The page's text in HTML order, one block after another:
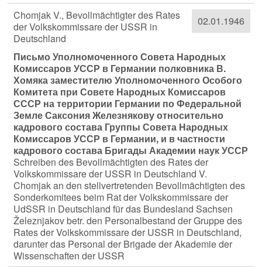
02.01.1946
Chomjak V., Bevollmächtigter des Rates
der Volkskommissare der USSR in
Deutschland
Письмо Уполномоченного Совета Народных
Комиссаров УССР в Германии полковника В.
Хомяка заместителю Уполномоченного Особого
Комитета при Совете Народных Комиссаров
СССР на территории Германии по Федеральной
Земле Саксония Железнякову относительно
кадрового состава Группы Совета Народных
Комиссаров УССР в Германии, и в частности
кадрового состава Бригады Академии наук УССР
Schreiben des Bevollmächtigten des Rates der
Volkskommissare der USSR in Deutschland V.
Chomjak an den stellvertretenden Bevollmächtigten des
Sonderkomitees beim Rat der Volkskommissare der
UdSSR in Deutschland für das Bundesland Sachsen
Železnjakov betr. den Personalbestand der Gruppe des
Rates der Volkskommissare der USSR in Deutschland,
darunter das Personal der Brigade der Akademie der
Wissenschaften der USSR